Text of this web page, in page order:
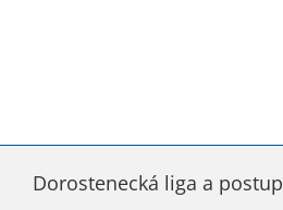
Dorostenecká liga a postup